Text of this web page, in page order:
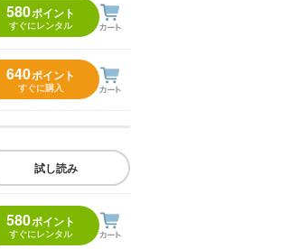
580ポイント
すぐにレンタル
640ポイント
すぐに購入
試し読み
580ポイント
すぐにレンタル